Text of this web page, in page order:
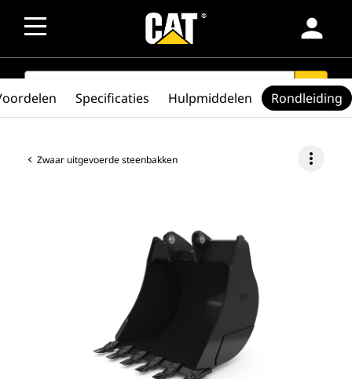
person
SEARCH search
Zwaar uitgevoerde steenbakken more_vert
Specificaties Hulpmiddelen Rondleiding